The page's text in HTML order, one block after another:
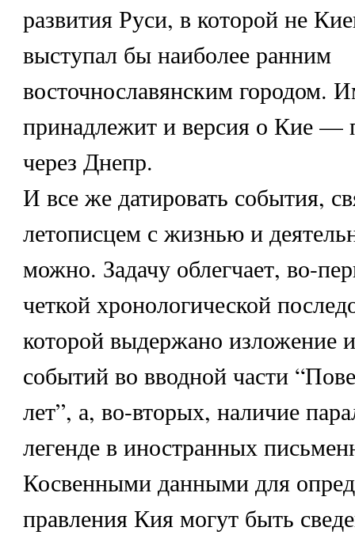
развития Руси, в которой не
выступал бы наиболее ранним
восточнославянским городом.
принадлежит и версия о Кие —
через Днепр.
И все же датировать события,
летописцем с жизнью и
можно. Задачу облегчает, во-
четкой хронологической
которой выдержано изложение
событий во вводной части
лет”, а, во-вторых, наличие
легенде в иностранных
Косвенными данными для
правления Кия могут быть